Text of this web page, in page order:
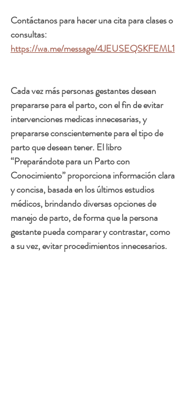
Contáctanos para hacer una cita para clases o
consultas:
https://wa.me/message/4JEUSEQSKFEML1
Cada vez más personas gestantes desean
prepararse para el parto, con el fin de evitar
intervenciones medicas innecesarias, y
prepararse conscientemente para el tipo de
parto que desean tener. El libro
“Preparándote para un Parto con
Conocimiento” proporciona información clara
y concisa, basada en los últimos estudios
médicos, brindando diversas opciones de
manejo de parto, de forma que la persona
gestante pueda comparar y contrastar, como
a su vez, evitar procedimientos innecesarios.